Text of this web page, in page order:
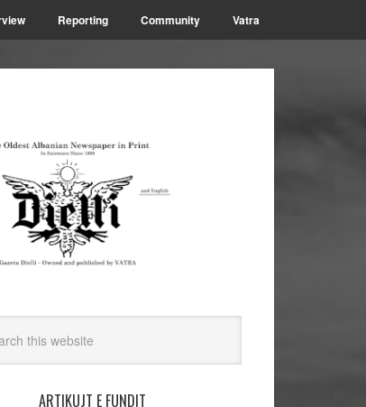
Reporting Community Vatra
ARTIKUJT E FUNDIT